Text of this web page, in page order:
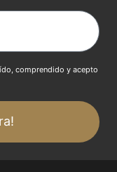
comprendido y acepto